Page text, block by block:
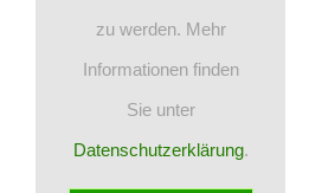
zu werden. Mehr
Informationen finden
Sie unter
Datenschutzerklärung.